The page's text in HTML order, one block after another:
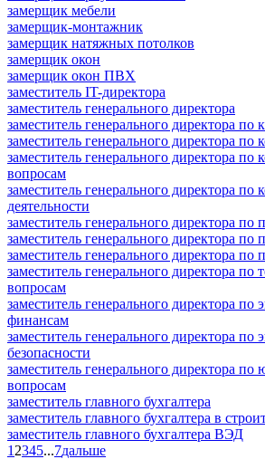
замерщик мебели
замерщик-монтажник
замерщик натяжных потолков
замерщик окон
замерщик окон ПВХ
заместитель IT-директора
заместитель генерального директора
заместитель генерального директора по
заместитель генерального директора по
заместитель генерального директора по
вопросам
заместитель генерального директора по
деятельности
заместитель генерального директора по
заместитель генерального директора по
заместитель генерального директора по
заместитель генерального директора по
вопросам
заместитель генерального директора по
финансам
заместитель генерального директора по
безопасности
заместитель генерального директора
вопросам
заместитель главного бухгалтера
заместитель главного бухгалтера в
заместитель главного бухгалтера ВЭД
1 2345...7дальше